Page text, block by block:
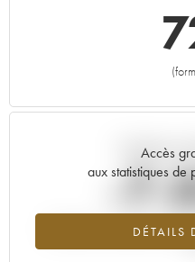
Accès
aux statistiques
DÉTAILS
Tendance
-
Tendance à la baisse du